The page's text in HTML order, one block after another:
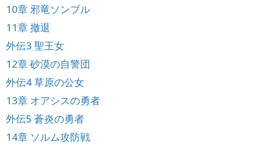
10章 邪竜ソンブル
11章 撤退
外伝3 聖王女
12章 砂漠の自警団
外伝4 草原の公女
13章 オアシスの勇者
外伝5 蒼炎の勇者
14章 ソルム攻防戦